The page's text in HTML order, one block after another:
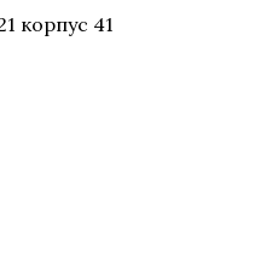
корпус 41